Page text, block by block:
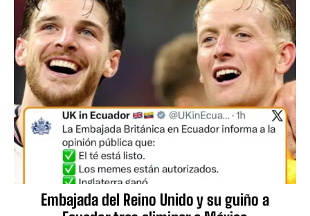
Embajada del Reino Unido y su guiño a